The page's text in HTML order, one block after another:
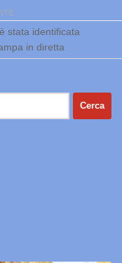
stata identificata
in diretta